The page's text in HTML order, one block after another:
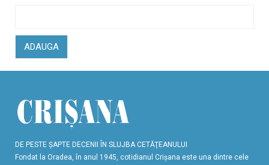
ADAUGA
DE PESTE ŞAPTE DECENII ÎN SLUJBA CETĂŢEANULUI
Fondat la Oradea, în anul 1945, cotidianul Crişana este una dintre cele